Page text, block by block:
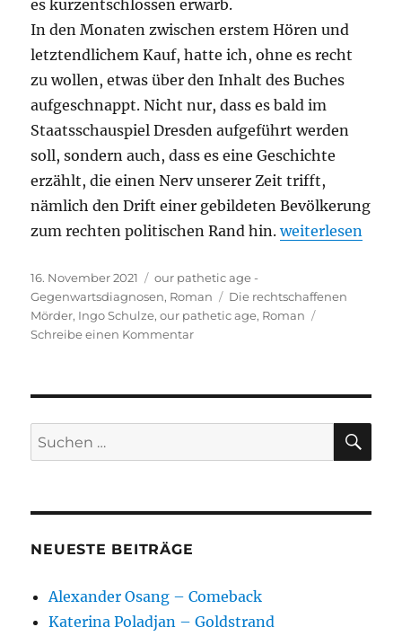
es kurzentschlossen erwarb.
In den Monaten zwischen erstem Hören und
letztendlichem Kauf, hatte ich, ohne es recht
zu wollen, etwas über den Inhalt des Buches
aufgeschnappt. Nicht nur, dass es bald im
Staatsschauspiel Dresden aufgeführt werden
soll, sondern auch, dass es eine Geschichte
erzählt, die einen Nerv unserer Zeit trifft,
nämlich den Drift einer gebildeten Bevölkerung
zum rechten politischen Rand hin.„Ingo Schulze –
weiterlesen
Veröffentlicht
am
16. November 2021 Kategorien
our pathetic age -
Gegenwartsdiagnosen, Roman Schlagwörter
Die rechtschaffenen
Mörder, Ingo Schulze,our pathetic age, Roman
Schreibe einen Kommentarzu
rechtschaffenen
Suchen
nach:
NEUESTE BEITRÄGE
Alexander Osang – Comeback
Katerina Poladjan – Goldstrand